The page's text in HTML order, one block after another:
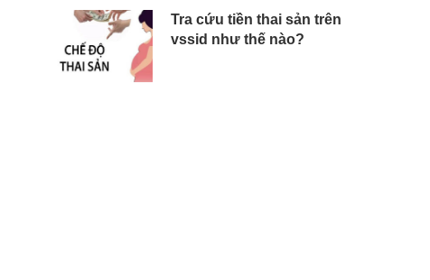
Tra cứu tiền thai sản trên
vssid như thế nào?